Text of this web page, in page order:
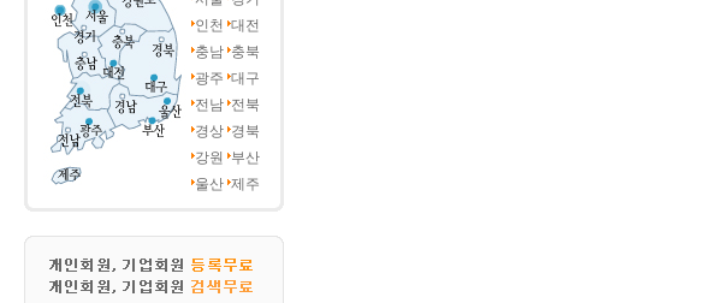
인천 대전
충남 충북
광주 대구
전남 전북
경상 경북
강원
부산
울산 제주